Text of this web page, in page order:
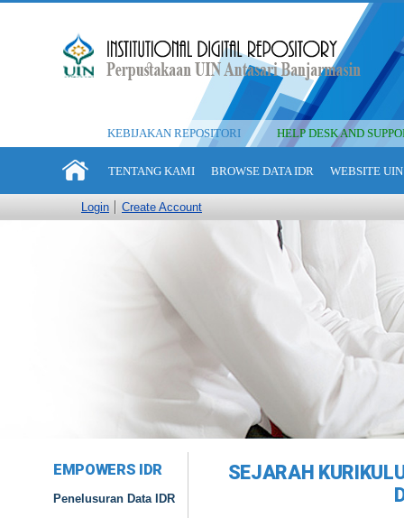
KEBIJAKAN REPOSITORI HELP DESK AND
TENTANG KAMI BROWSE DATA IDR WEBSITE
Login Create Account
EMPOWERS IDR
Penelusuran Data IDR
SEJARAH